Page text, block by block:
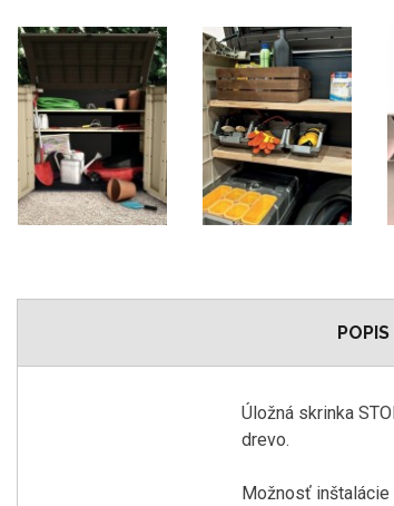
POPIS
Úložná skrinka
drevo.
Možnosť